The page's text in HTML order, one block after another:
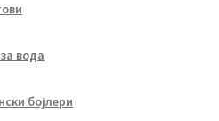
вода
бојлери